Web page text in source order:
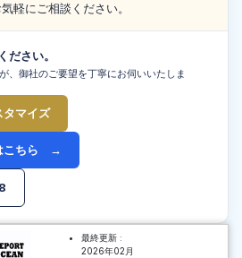
軽にご相談ください。
ださい。
、御社のご要望を丁寧にお伺いいたしま
タマイズ
こちら →
最終更新 :
2026年02月